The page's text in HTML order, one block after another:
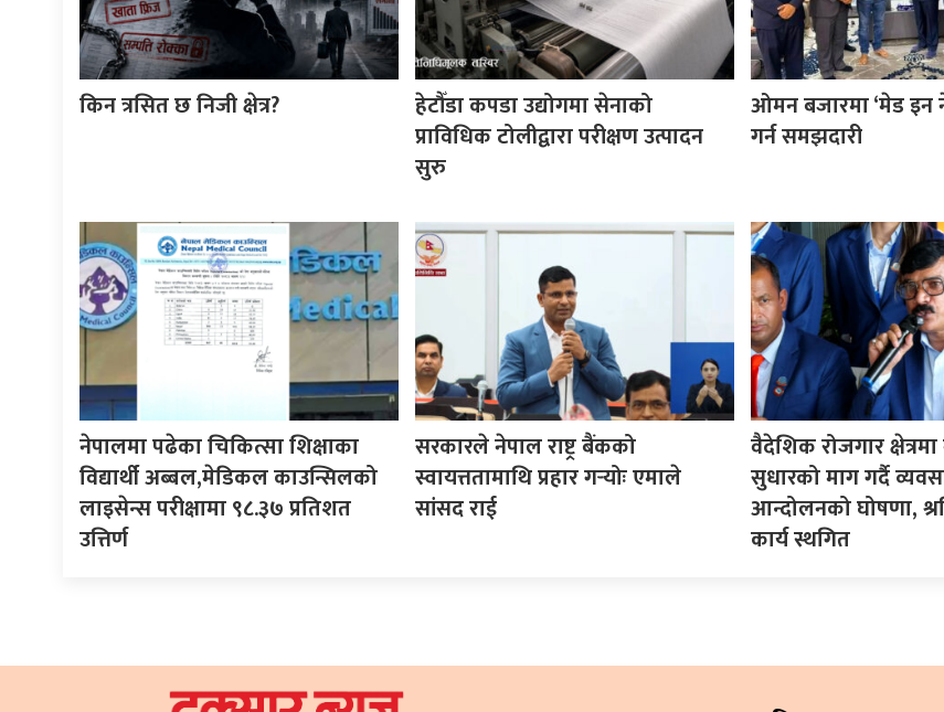
किन त्रसित छ निजी क्षेत्र?
हेटौँडा कपडा उद्योगमा सेनाको
प्राविधिक टोलीद्वारा परीक्षण उत्पादन
सुरु
ओमन बजारमा ‘मेड इन
गर्न समझदारी
नेपालमा पढेका चिकित्सा शिक्षाका
विद्यार्थी अब्बल,मेडिकल काउन्सिलको
लाइसेन्स परीक्षामा ९८.३७ प्रतिशत
उत्तिर्ण
सरकारले नेपाल राष्ट्र बैंकको
स्वायत्ततामाथि प्रहार गर्‍योः एमाले
सांसद राई
वैदेशिक रोजगार
सुधारको माग गर्दै
आन्दोलनको घोषणा,
कार्य स्थगित